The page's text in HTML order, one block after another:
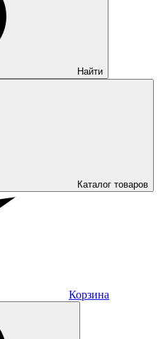
Найти
Каталог товаров
Корзина